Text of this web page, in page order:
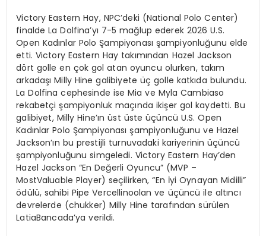
Victory Eastern Hay, NPC’deki (National Polo Center)
finalde La Dolfina’yı 7-5 mağlup ederek 2026 U.S.
Open Kadınlar Polo Şampiyonası şampiyonluğunu elde
etti. Victory Eastern Hay takımından Hazel Jackson
dört golle en çok gol atan oyuncu olurken, takım
arkadaşı Milly Hine galibiyete üç golle katkıda bulundu.
La Dolfina cephesinde ise Mia ve Myla Cambiaso
rekabetçi şampiyonluk maçında ikişer gol kaydetti. Bu
galibiyet, Milly Hine’ın üst üste üçüncü U.S. Open
Kadınlar Polo Şampiyonası şampiyonluğunu ve Hazel
Jackson’ın bu prestijli turnuvadaki kariyerinin üçüncü
şampiyonluğunu simgeledi. Victory Eastern Hay’den
Hazel Jackson “En Değerli Oyuncu” (MVP –
MostValuable Player) seçilirken, “En İyi Oynayan Midilli”
ödülü, sahibi Pipe Vercellinoolan ve üçüncü ile altıncı
devrelerde (chukker) Milly Hine tarafından sürülen
LatiaBancada’ya verildi.